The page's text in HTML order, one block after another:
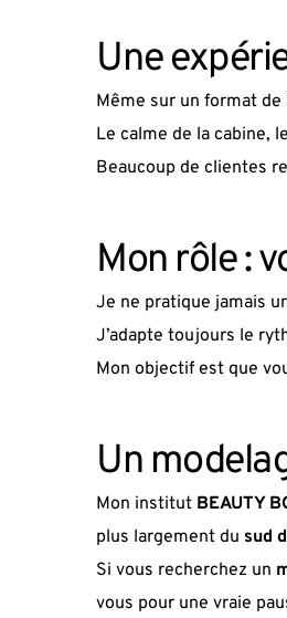
Une
Même sur un format
Le calme de la cabine,
Beaucoup de clientes
Mon rôle :
Je ne pratique jamais
J’adapte toujours le
Mon objectif est que
Un
Mon institut BEAUTY
plus largement du sud
Si vous recherchez un
vous pour une vraie